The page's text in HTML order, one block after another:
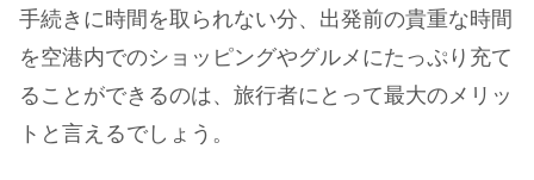
手続きに時間を取られない分、出発前の貴重な時間
を空港内でのショッピングやグルメにたっぷり充て
ることができるのは、旅行者にとって最大のメリッ
トと言えるでしょう。